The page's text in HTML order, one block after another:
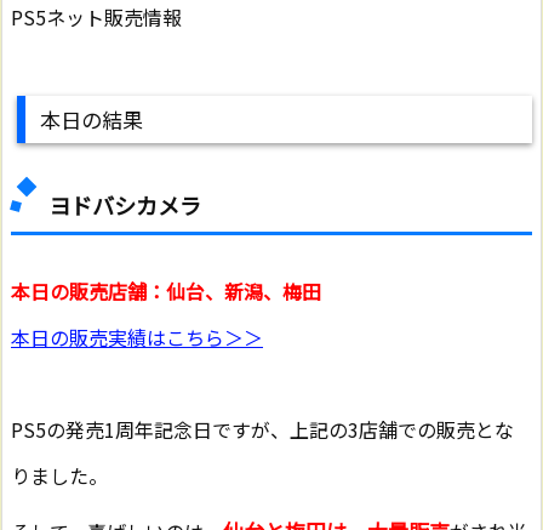
PS5ネット販売情報
本日の結果
ヨドバシカメラ
本日の販売店舗：仙台、新潟、梅田
本日の販売実績はこちら＞＞
PS5の発売1周年記念日ですが、上記の3店舗での販売とな
りました。